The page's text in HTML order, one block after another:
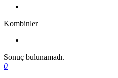
Kombinler
Sonuç bulunamadı.
0